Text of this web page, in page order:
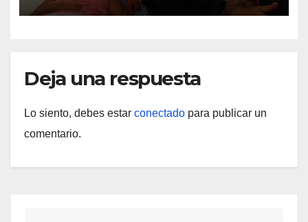
Deja una respuesta
Lo siento, debes estar conectado para publicar un
comentario.